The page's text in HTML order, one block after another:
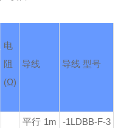
电
阻
(Ω)
导线 导线 型号
平行 1m
-1LDBB-F-3